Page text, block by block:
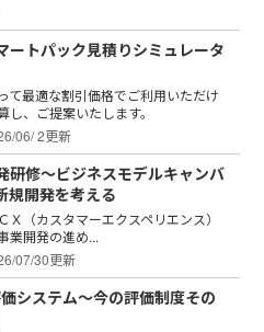
ートパック見積りシミュレータ
て最適な割引価格でご利用いただけ
し、ご提案いたします。
06/ 2更新
研修～ビジネスモデルキャンバ
規開発を考える
Ｘ（カスタマーエクスペリエンス）
業開発の進め...
07/30更新
システム～今の評価制度その